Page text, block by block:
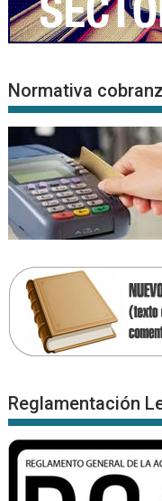
Normativa
Reglamentación